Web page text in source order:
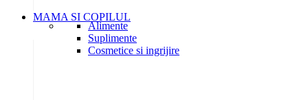
MAMA SI COPILUL
Alimente
Suplimente
Cosmetice si ingrijire